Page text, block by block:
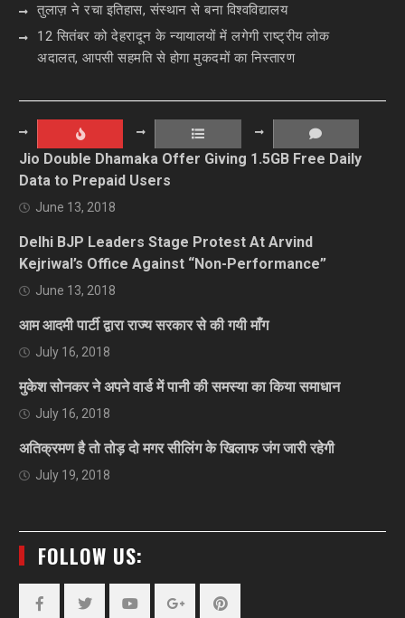
तुलाज़ ने रचा इतिहास, संस्थान से बना विश्वविद्यालय
12 सितंबर को देहरादून के न्यायालयों में लगेगी राष्ट्रीय लोक
अदालत, आपसी सहमति से होगा मुकदमों का निस्तारण
Jio Double Dhamaka Offer Giving 1.5GB Free Daily
Data to Prepaid Users
June 13, 2018
Delhi BJP Leaders Stage Protest At Arvind
Kejriwal’s Office Against “Non-Performance”
June 13, 2018
आम आदमी पार्टी द्वारा राज्य सरकार से की गयी माँग
July 16, 2018
मुकेश सोनकर ने अपने वार्ड में पानी की समस्या का किया समाधान
July 16, 2018
अतिक्रमण है तो तोड़ दो मगर सीलिंग के खिलाफ जंग जारी रहेगी
July 19, 2018
FOLLOW US: